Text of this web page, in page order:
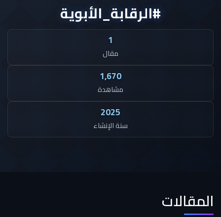
#الرقابة_الأبوية
1
مقال
1,670
مشاهدة
2025
سنة الإنشاء
المقالات